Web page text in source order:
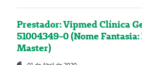
Prestador: Vipmed Clínica
51004349-0 (Nome
Master)